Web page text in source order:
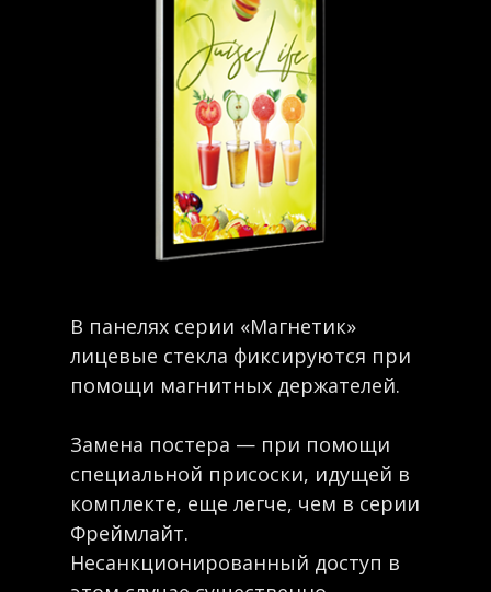
В панелях серии «Магнетик»
лицевые стекла фиксируются при
помощи магнитных держателей.
Замена постера — при помощи
специальной присоски, идущей в
комплекте, еще легче, чем в серии
Фреймлайт.
Несанкционированный доступ в